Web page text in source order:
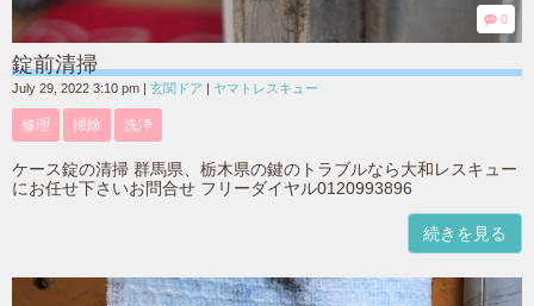
0
錠前清掃
July 29, 2022 3:10 pm | 玄関ドア | ヤマトレスキュー
修理 掃除 洗浄
ケース錠の清掃 群馬県、栃木県の鍵のトラブルなら大和レスキュー
にお任せ下さいお問合せ フリーダイヤル0120993896
続きを見る